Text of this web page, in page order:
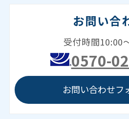
お問い合
受付時間10:00
0570-
お問い合わせフ